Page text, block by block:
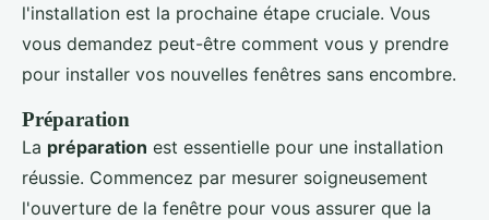
l'installation est la prochaine étape cruciale. Vous
vous demandez peut-être comment vous y prendre
pour installer vos nouvelles fenêtres sans encombre.
Préparation
La préparation est essentielle pour une installation
réussie. Commencez par mesurer soigneusement
l'ouverture de la fenêtre pour vous assurer que la